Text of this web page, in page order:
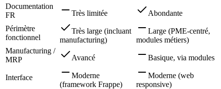
Documentation
FR
Très limitée
Abondante
Périmètre
fonctionnel
Très large (incluant
manufacturing)
Large (PME-centré,
modules métiers)
Manufacturing /
MRP
Avancé Basique, via modules
Interface
Moderne
(framework Frappe)
Moderne (web
responsive)